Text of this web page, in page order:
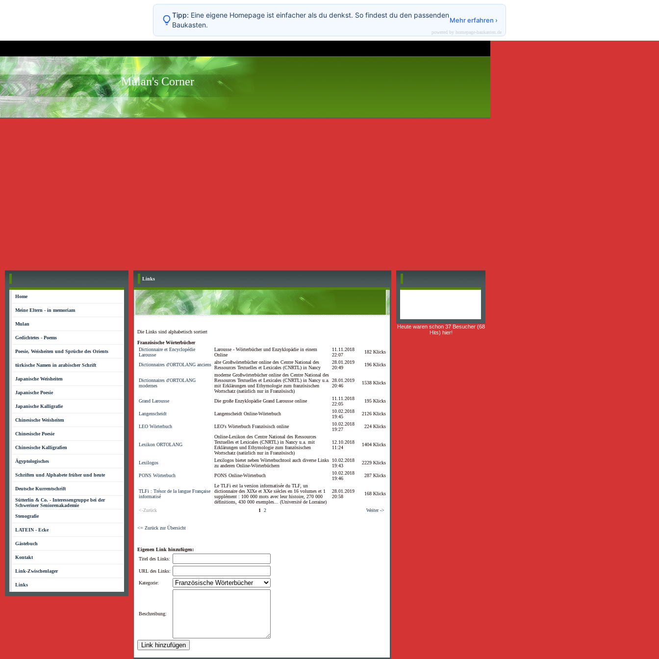
Mulan's Corner
Home
Meine Eltern - in memoriam
Mulan
Gedichtetes - Poems
Poesie, Weisheiten und Sprüche des Orients
türkische Namen in arabischer Schrift
Japanische Weisheiten
Japanische Poesie
Japanische Kalligrafie
Chinesische Weisheiten
Chinesische Poesie
Chinesische Kalligrafien
Ägyptologisches
Schriften und Alphabete früher und heute
Deutsche Kurrentschrift
Sütterlin & Co. - Interessengruppe bei der
Schweriner Seniorenakademie
Stenografie
LATEIN - Ecke
Gästebuch
Kontakt
Link-Zwischenlager
Links
Links
Die Links sind alphabetisch sortiert
Französische Wörterbücher
Dictionnaire et Encyclopédie
Larousse
Larousse - Wörterbücher und Enzyklopädie in einem
Online
11.11.2018
22:07
182 Klicks
Dictionnaires d'ORTOLANG anciens alte Großwörterbücher online des Centre National des
Ressources Textuelles et Lexicales (CNRTL) in Nancy
28.01.2019
20:49
196 Klicks
Dictionnaires d'ORTOLANG
modernes
moderne Großwörterbücher online des Centre National des
Ressources Textuelles et Lexicales (CNRTL) in Nancy u.a.
mit Erklärungen und Ethymologie zum französischen
Wortschatz (natürlich nur in Französisch)
28.01.2019
20:46
1538 Klicks
Grand Larousse Die große Enzyklopädie Grand Larousse online
11.11.2018
22:05
195 Klicks
Langenscheidt Langenscheidt Online-Wörterbuch
10.02.2018
19:45
2126 Klicks
LEO Wörterbuch LEO's Wörterbuch Französisch online
10.02.2018
19:27
224 Klicks
Lexikon ORTOLANG
Online-Lexikon des Centre National des Ressources
Textuelles et Lexicales (CNRTL) in Nancy u.a. mit
Erklärungen und Ethymologie zum französischen
Wortschatz (natürlich nur in Französisch)
12.10.2018
11:24
1404 Klicks
Lexilogos
Lexilogos bietet neben Wörterbuchtool auch diverse Links
zu anderen Online-Wörterbüchern
10.02.2018
19:43
2229 Klicks
PONS Wörterbuch PONS Online-Wörterbuch
10.02.2018
19:46
287 Klicks
TLFi : Trésor de la langue Française
informatisé
Le TLFi est la version informatisée du TLF, un
dictionnaire des XIXe et XXe siècles en 16 volumes et 1
supplément : 100 000 mots avec leur histoire, 270 000
définitions, 430 000 exemples... (Université de Lorraine)
28.01.2019
20:58
168 Klicks
<-Zurück 1 2 Weiter ->
<= Zurück zur Übersicht
Eigenen Link hinzufügen:
Titel des Links:
URL des Links:
Kategorie:
Beschreibung:
Heute waren schon 37 Besucher (68
Hits) hier!
Tipp: Eine eigene Homepage ist einfacher als du denkst. So findest du den passenden
Baukasten.
Mehr erfahren ›
powered by homepage-baukasten.de